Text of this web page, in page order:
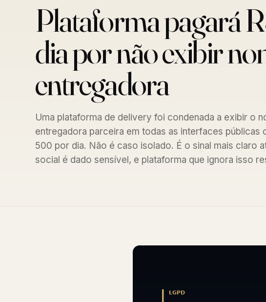
Plataforma pagará
dia por não exibir
entregadora
Uma plataforma de delivery foi condenada a exibir o
entregadora parceira em todas as interfaces públicas
500 por dia. Não é caso isolado. É o sinal mais claro
social é dado sensível, e plataforma que ignora isso